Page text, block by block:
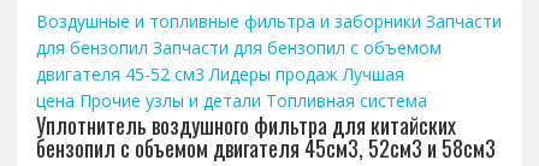
Воздушные и топливные фильтра и заборники Запчасти
для бензопил Запчасти для бензопил с объемом
двигателя 45-52 см3 Лидеры продаж Лучшая
цена Прочие узлы и детали Топливная система
Уплотнитель воздушного фильтра для китайских
бензопил с объемом двигателя 45см3, 52см3 и 58см3